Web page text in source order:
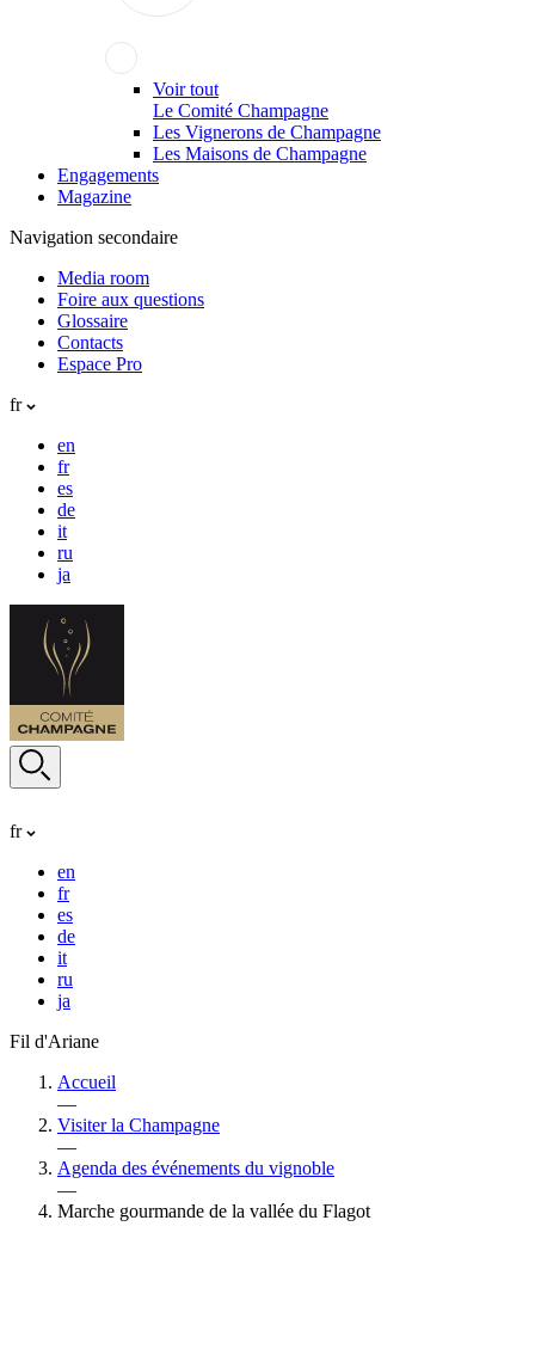
Voir tout
Le Comité Champagne
Les Vignerons de Champagne
Les Maisons de Champagne
Engagements
Magazine
Navigation secondaire
Media room
Foire aux questions
Glossaire
Contacts
Espace Pro
fr
en
fr
es
de
it
ru
ja
fr
en
fr
es
de
it
ru
ja
Fil d'Ariane
Accueil
—
Visiter la Champagne
—
Agenda des événements du vignoble
—
Marche gourmande de la vallée du Flagot